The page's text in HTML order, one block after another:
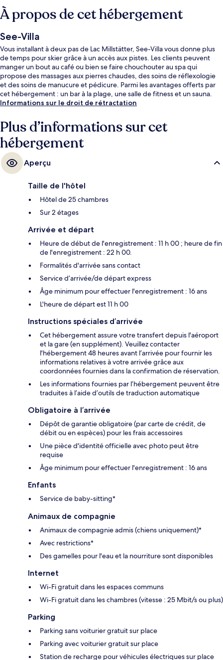
À propos de cet hébergement
See-Villa
Vous installant à deux pas de Lac Millstätter, See-Villa vous donne plus
de temps pour skier grâce à un accès aux pistes. Les clients peuvent
manger un bout au café ou bien se faire chouchouter au spa qui
propose des massages aux pierres chaudes, des soins de réflexologie
et des soins de manucure et pédicure. Parmi les avantages offerts par
cet hébergement : un bar à la plage, une salle de fitness et un sauna.
Informations sur le droit de rétractation
Plus d’informations sur cet
hébergement
Aperçu
Taille de l'hôtel
Hôtel de 25 chambres
Sur 2 étages
Arrivée et départ
Heure de début de l'enregistrement : 11 h 00 ; heure de fin
de l'enregistrement : 22 h 00.
Formalités d'arrivée sans contact
Service d’arrivée/de départ express
Âge minimum pour effectuer l'enregistrement : 16 ans
L'heure de départ est 11 h 00
Instructions spéciales d’arrivée
Cet hébergement assure votre transfert depuis l'aéroport
et la gare (en supplément). Veuillez contacter
l'hébergement 48 heures avant l’arrivée pour fournir les
informations relatives à votre arrivée grâce aux
coordonnées fournies dans la confirmation de réservation.
Les informations fournies par l’hébergement peuvent être
traduites à l’aide d’outils de traduction automatique
Obligatoire à l’arrivée
Dépôt de garantie obligatoire (par carte de crédit, de
débit ou en espèces) pour les frais accessoires
Une pièce d'identité officielle avec photo peut être
requise
Âge minimum pour effectuer l'enregistrement : 16 ans
Enfants
Service de baby-sitting*
Animaux de compagnie
Animaux de compagnie admis (chiens uniquement)*
Avec restrictions*
Des gamelles pour l'eau et la nourriture sont disponibles
Internet
Wi-Fi gratuit dans les espaces communs
Wi-Fi gratuit dans les chambres (vitesse : 25 Mbit/s ou plus)
Parking
Parking sans voiturier gratuit sur place
Parking avec voiturier gratuit sur place
Station de recharge pour véhicules électriques sur place